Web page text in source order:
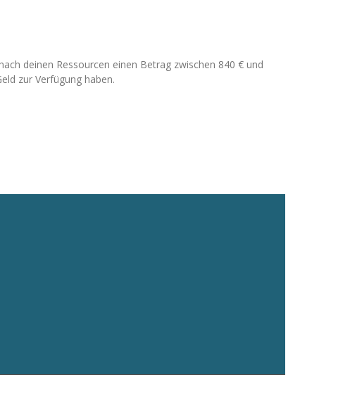
deinen Ressourcen einen Betrag zwischen 840 € und
zur Verfügung haben.